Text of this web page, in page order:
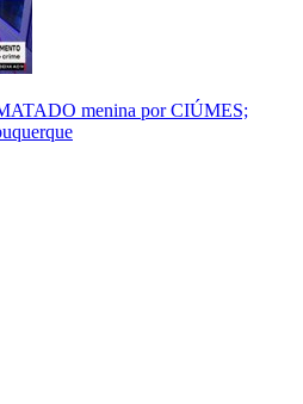
menina por CIÚMES;